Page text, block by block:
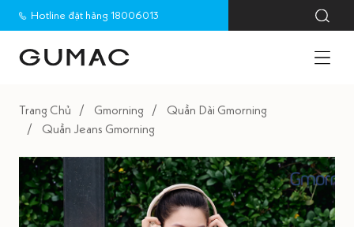
Hotline đặt hàng 18006013
Trang Chủ Gmorning
Quần Dài Gmorning
Quần Jeans Gmorning